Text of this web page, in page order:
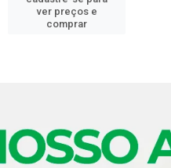
ver preços e
comprar